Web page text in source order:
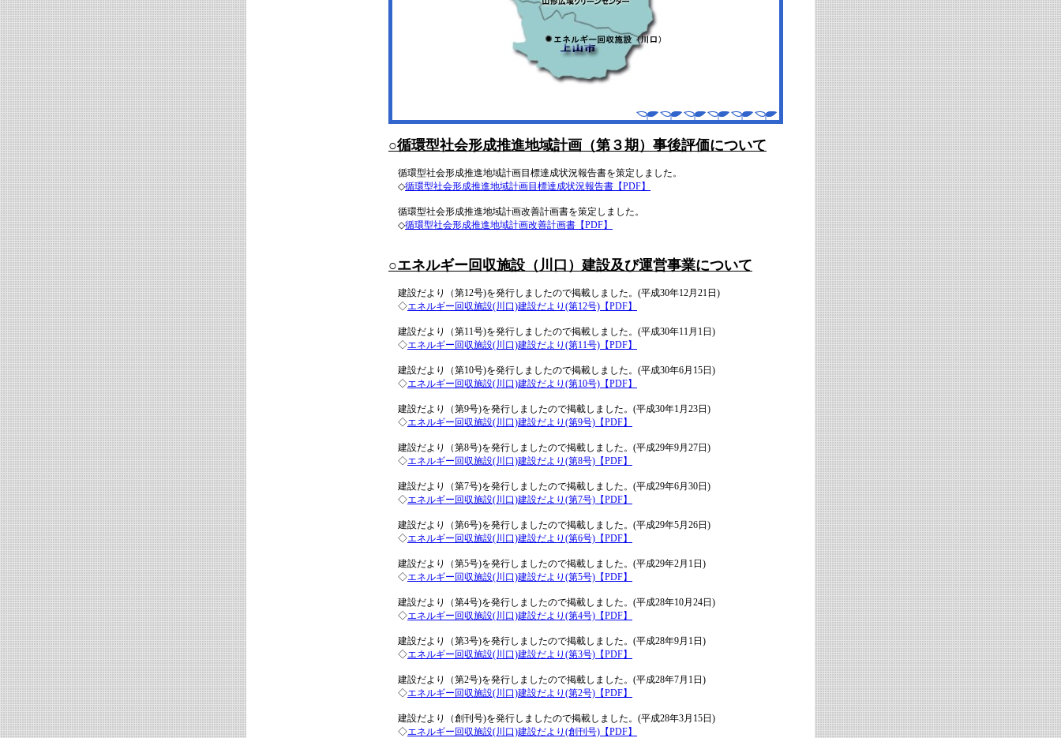
○循環型社会形成推進地域計画（第３期）事後評価について
循環型社会形成推進地域計画目標達成状況報告書を策定しました。
◇循環型社会形成推進地域計画目標達成状況報告書【PDF】
循環型社会形成推進地域計画改善計画書を策定しました。
◇循環型社会形成推進地域計画改善計画書【PDF】
○エネルギー回収施設（川口）建設及び運営事業について
建設だより（第12号)を発行しましたので掲載しました。(平成30年12月21日)
◇エネルギー回収施設(川口)建設だより(第12号)【PDF】
建設だより（第11号)を発行しましたので掲載しました。(平成30年11月1日)
◇エネルギー回収施設(川口)建設だより(第11号)【PDF】
建設だより（第10号)を発行しましたので掲載しました。(平成30年6月15日)
◇エネルギー回収施設(川口)建設だより(第10号)【PDF】
建設だより（第9号)を発行しましたので掲載しました。(平成30年1月23日)
◇エネルギー回収施設(川口)建設だより(第9号)【PDF】
建設だより（第8号)を発行しましたので掲載しました。(平成29年9月27日)
◇エネルギー回収施設(川口)建設だより(第8号)【PDF】
建設だより（第7号)を発行しましたので掲載しました。(平成29年6月30日)
◇エネルギー回収施設(川口)建設だより(第7号)【PDF】
建設だより（第6号)を発行しましたので掲載しました。(平成29年5月26日)
◇エネルギー回収施設(川口)建設だより(第6号)【PDF】
建設だより（第5号)を発行しましたので掲載しました。(平成29年2月1日)
◇エネルギー回収施設(川口)建設だより(第5号)【PDF】
建設だより（第4号)を発行しましたので掲載しました。(平成28年10月24日)
◇エネルギー回収施設(川口)建設だより(第4号)【PDF】
建設だより（第3号)を発行しましたので掲載しました。(平成28年9月1日)
◇エネルギー回収施設(川口)建設だより(第3号)【PDF】
建設だより（第2号)を発行しましたので掲載しました。(平成28年7月1日)
◇エネルギー回収施設(川口)建設だより(第2号)【PDF】
建設だより（創刊号)を発行しましたので掲載しました。(平成28年3月15日)
◇エネルギー回収施設(川口)建設だより(創刊号)【PDF】